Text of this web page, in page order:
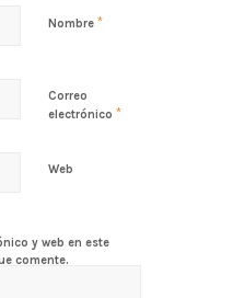
Nombre *
Correo
electrónico *
Web
y web en este
comente.